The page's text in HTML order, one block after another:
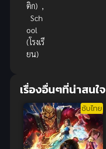
ติก) ,
Sch
ool
(โรงเรี
ยน)
เรื่องอื่นๆที่น่าสนใจ
ซับไทย